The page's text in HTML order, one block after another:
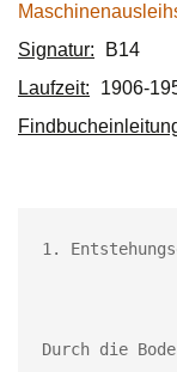
Signatur:
B14
Laufzeit:
1906-
1.
Durch die